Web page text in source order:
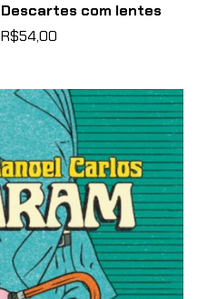
Descartes com lentes
R$54,00